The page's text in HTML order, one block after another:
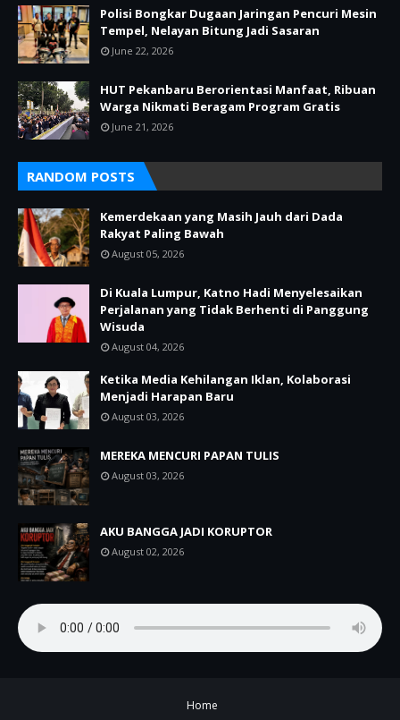
Polisi Bongkar Dugaan Jaringan Pencuri Mesin
Tempel, Nelayan Bitung Jadi Sasaran
June 22, 2026
HUT Pekanbaru Berorientasi Manfaat, Ribuan
Warga Nikmati Beragam Program Gratis
June 21, 2026
RANDOM POSTS
Kemerdekaan yang Masih Jauh dari Dada
Rakyat Paling Bawah
August 05, 2026
Di Kuala Lumpur, Katno Hadi Menyelesaikan
Perjalanan yang Tidak Berhenti di Panggung
Wisuda
August 04, 2026
Ketika Media Kehilangan Iklan, Kolaborasi
Menjadi Harapan Baru
August 03, 2026
MEREKA MENCURI PAPAN TULIS
August 03, 2026
AKU BANGGA JADI KORUPTOR
August 02, 2026
Home